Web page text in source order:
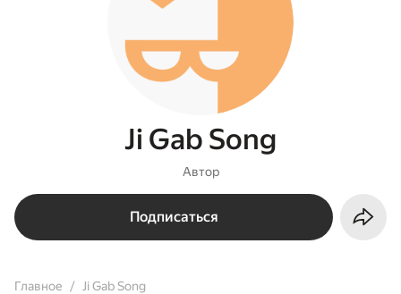
Ji Gab Song
Автор
Подписаться
Главное Ji Gab Song